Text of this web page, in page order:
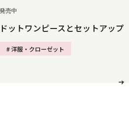
発売中
ドットワンピースとセットアップ
# 洋服・クローゼット